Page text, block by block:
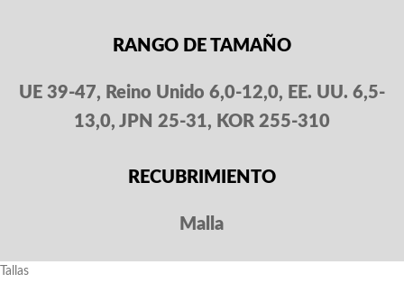
RANGO DE TAMAÑO
UE 39-47, Reino Unido 6,0-12,0, EE. UU. 6,5-
13,0, JPN 25-31, KOR 255-310
RECUBRIMIENTO
Malla
Tallas